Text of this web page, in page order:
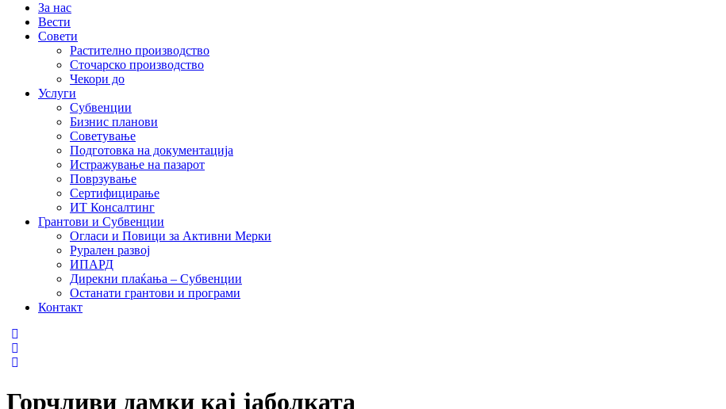
За нас
Вести
Совети
Растително производство
Сточарско производство
Чекори до
Услуги
Субвенции
Бизнис планови
Советување
Подготовка на документација
Истражување на пазарот
Поврзување
Сертифицирање
ИТ Консалтинг
Грантови и Субвенции
Огласи и Повици за Активни Мерки
Рурален развој
ИПАРД
Дирекни плаќања – Субвенции
Останати грантови и програми
Контакт
Горчливи дамки кај јаболката